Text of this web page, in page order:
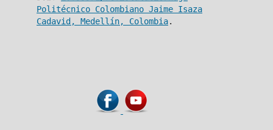
Politécnico Colombiano Jaime Isaza
Cadavid, Medellín, Colombia.